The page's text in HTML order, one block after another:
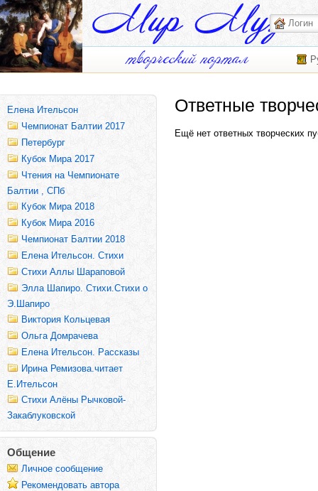
Елена Ительсон
Чемпионат Балтии 2017
Петербург
Кубок Мира 2017
Чтения на Чемпионате
Балтии , СПб
Кубок Мира 2018
Кубок Мира 2016
Чемпионат Балтии 2018
Елена Ительсон. Стихи
Стихи Аллы Шараповой
Элла Шапиро. Стихи.Стихи о
Э.Шапиро
Виктория Кольцевая
Ольга Домрачева
Елена Ительсон. Рассказы
Ирина Ремизова.читает
Е.Ительсон
Стихи Алёны Рычковой-
Закаблуковской
Общение
Личное сообщение
Рекомендовать автора
Ответные
Ещё нет ответных творческих